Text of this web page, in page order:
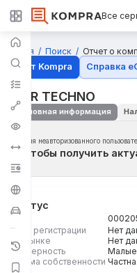
Все
Главная Поиск
Отчет о
Отчёт Kompra
Справка
DMR TECHNO
Основная информация
Для неавторизованного
Чтобы получить
Статус
БИН
Дата регистрации
Нет
На рынке
Нет
Размерность
Малые
Форма собственности